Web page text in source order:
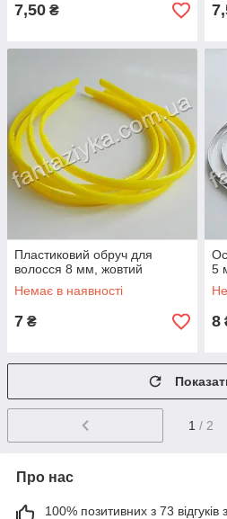
7,50 ₴
Пластиковий обруч для
волосся 8 мм, жовтий
Немає в наявності
7 ₴
5
8
1 / 2
Про нас
100% позитивних з 73 відгуків